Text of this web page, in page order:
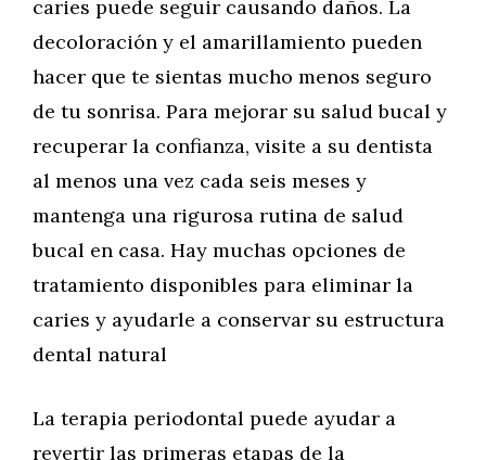
caries puede seguir causando daños. La
decoloración y el amarillamiento pueden
hacer que te sientas mucho menos seguro
de tu sonrisa. Para mejorar su salud bucal y
recuperar la confianza, visite a su dentista
al menos una vez cada seis meses y
mantenga una rigurosa rutina de salud
bucal en casa. Hay muchas opciones de
tratamiento disponibles para eliminar la
caries y ayudarle a conservar su estructura
dental natural
La terapia periodontal puede ayudar a
revertir las primeras etapas de la